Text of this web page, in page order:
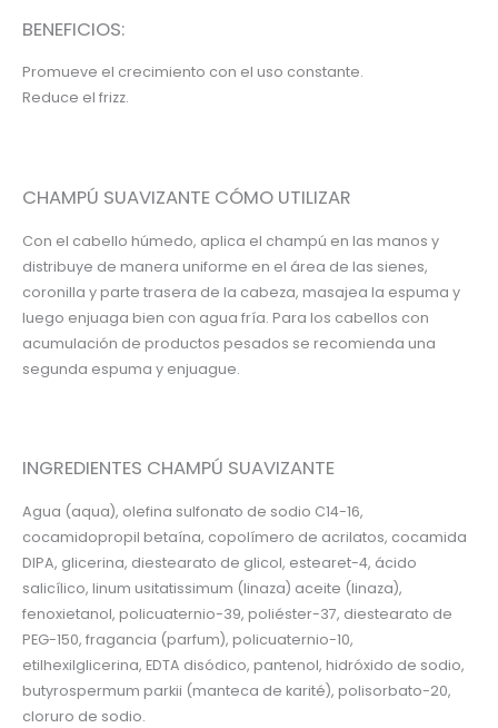
BENEFICIOS:
Promueve el crecimiento con el uso constante.
Reduce el frizz.
CHAMPÚ SUAVIZANTE CÓMO UTILIZAR
Con el cabello húmedo, aplica el champú en las manos y
distribuye de manera uniforme en el área de las sienes,
coronilla y parte trasera de la cabeza, masajea la espuma y
luego enjuaga bien con agua fría. Para los cabellos con
acumulación de productos pesados se recomienda una
segunda espuma y enjuague.
INGREDIENTES CHAMPÚ SUAVIZANTE
Agua (aqua), olefina sulfonato de sodio C14-16,
cocamidopropil betaína, copolímero de acrilatos, cocamida
DIPA, glicerina, diestearato de glicol, estearet-4, ácido
salicílico, linum usitatissimum (linaza) aceite (linaza),
fenoxietanol, policuaternio-39, poliéster-37, diestearato de
PEG-150, fragancia (parfum), policuaternio-10,
etilhexilglicerina, EDTA disódico, pantenol, hidróxido de sodio,
butyrospermum parkii (manteca de karité), polisorbato-20,
cloruro de sodio.